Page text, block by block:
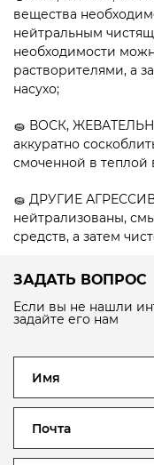
вещества
нейтральным
необходимости
растворителями, а
насухо;
🧽 ВОСК,
аккуратно
смоченной в теплой
🧽 ДРУГИЕ
нейтрализованы,
средств, а затем
ЗАДАТЬ ВОПРОС
Если вы не нашли
задайте его нам